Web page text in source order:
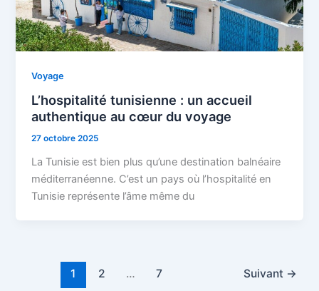
Voyage
L’hospitalité tunisienne : un accueil
authentique au cœur du voyage
27 octobre 2025
La Tunisie est bien plus qu’une destination balnéaire
méditerranéenne. C’est un pays où l’hospitalité en
Tunisie représente l’âme même du
1 2 … 7 Suivant →